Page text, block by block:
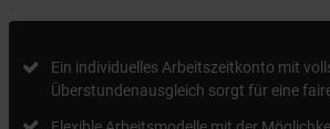
Ein individuelles Arbeitszeitkonto mit
Überstundenausgleich sorgt für eine